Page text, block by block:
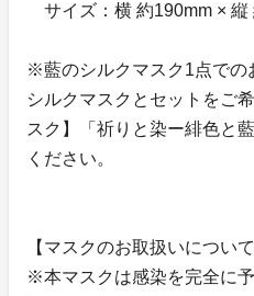
サイズ：横 約190mm × 縦
※藍のシルクマスク1点での
シルクマスクとセットをご
スク】「祈りと染ー緋色と
ください。
【マスクのお取扱いについて
※本マスクは感染を完全に